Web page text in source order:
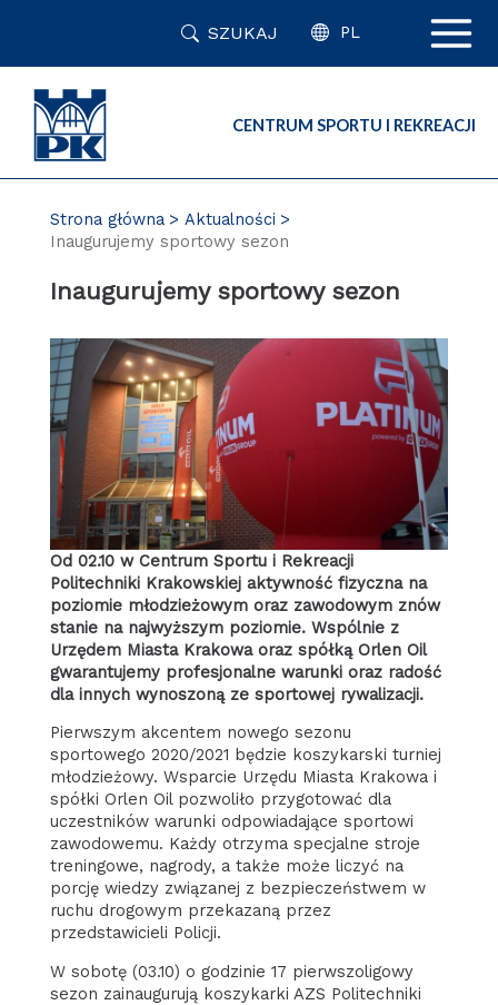
SZUKAJ PL
CENTRUM SPORTU I REKREACJI
Strona główna
Aktualności
Inaugurujemy sportowy sezon
Inaugurujemy sportowy sezon
Od 02.10 w Centrum Sportu i Rekreacji
Politechniki Krakowskiej aktywność fizyczna na
poziomie młodzieżowym oraz zawodowym znów
stanie na najwyższym poziomie. Wspólnie z
Urzędem Miasta Krakowa oraz spółką Orlen Oil
gwarantujemy profesjonalne warunki oraz radość
dla innych wynoszoną ze sportowej rywalizacji.
Pierwszym akcentem nowego sezonu
sportowego 2020/2021 będzie koszykarski turniej
młodzieżowy. Wsparcie Urzędu Miasta Krakowa i
spółki Orlen Oil pozwoliło przygotować dla
uczestników warunki odpowiadające sportowi
zawodowemu. Każdy otrzyma specjalne stroje
treningowe, nagrody, a także może liczyć na
porcję wiedzy związanej z bezpieczeństwem w
ruchu drogowym przekazaną przez
przedstawicieli Policji.
W sobotę (03.10) o godzinie 17 pierwszoligowy
sezon zainaugurują koszykarki AZS Politechniki